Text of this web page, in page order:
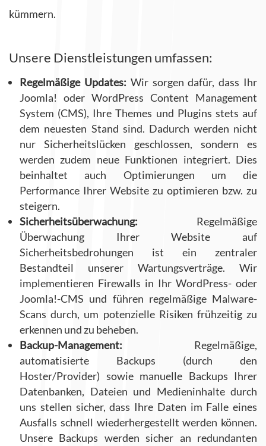
kümmern.
Unsere Dienstleistungen umfassen:
Regelmäßige Updates: Wir sorgen dafür, dass Ihr
Joomla! oder WordPress Content Management
System (CMS), Ihre Themes und Plugins stets auf
dem neuesten Stand sind. Dadurch werden nicht
nur Sicherheitslücken geschlossen, sondern es
werden zudem neue Funktionen integriert. Dies
beinhaltet auch Optimierungen um die
Performance Ihrer Website zu optimieren bzw. zu
steigern.
Sicherheitsüberwachung: Regelmäßige
Überwachung Ihrer Website auf
Sicherheitsbedrohungen ist ein zentraler
Bestandteil unserer Wartungsverträge. Wir
implementieren Firewalls in Ihr WordPress- oder
Joomla!-CMS und führen regelmäßige Malware-
Scans durch, um potenzielle Risiken frühzeitig zu
erkennen und zu beheben.
Backup-Management: Regelmäßige,
automatisierte Backups (durch den
Hoster/Provider) sowie manuelle Backups Ihrer
Datenbanken, Dateien und Medieninhalte durch
uns stellen sicher, dass Ihre Daten im Falle eines
Ausfalls schnell wiederhergestellt werden können.
Unsere Backups werden sicher an redundanten